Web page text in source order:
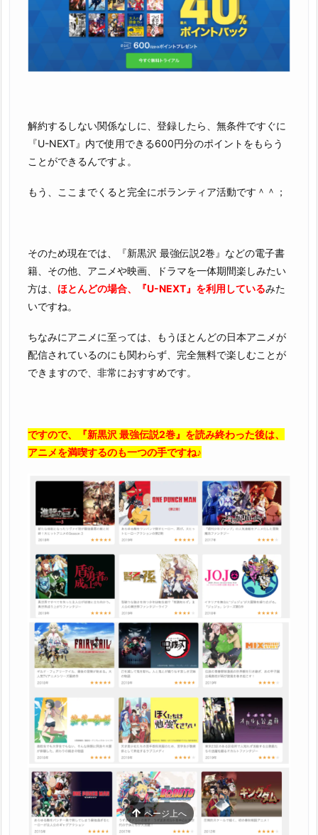
解約するしない関係なしに、登録したら、無条件ですぐに
『U-NEXT』内で使用できる600円分のポイントをもらう
ことができるんですよ。
もう、ここまでくると完全にボランティア活動です＾＾；
そのため現在では、『新黒沢 最強伝説2巻』などの電子書
籍、その他、アニメや映画、ドラマを一体期間楽しみたい
方は、 ほとんどの場合、『U-NEXT』を利用しているみた
いですね。
ちなみにアニメに至っては、もうほとんどの日本アニメが
配信されているのにも関わらず、完全無料で楽しむことが
できますので、非常におすすめです。
ですので、『新黒沢 最強伝説2巻』を読み終わった後は、
アニメを満喫するのも一つの手ですね♪
ページ上へ